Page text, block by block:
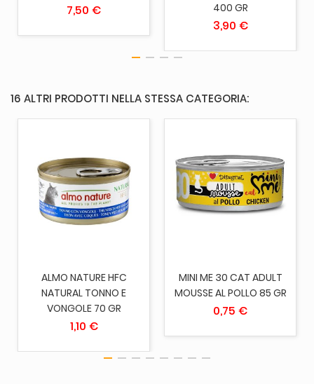
7,50 €
400 GR
3,90 €
16 ALTRI PRODOTTI NELLA STESSA CATEGORIA:
ALMO NATURE HFC
NATURAL TONNO E
VONGOLE 70 GR
1,10 €
MINI ME 30 CAT ADULT
MOUSSE AL POLLO 85 GR
0,75 €